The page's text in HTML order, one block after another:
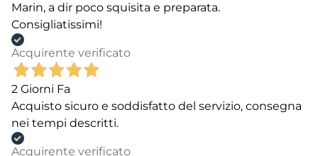
Marin, a dir poco squisita e preparata.
Consigliatissimi!
Acquirente verificato
2 Giorni Fa
Acquisto sicuro e soddisfatto del servizio, consegna
nei tempi descritti.
Acquirente verificato